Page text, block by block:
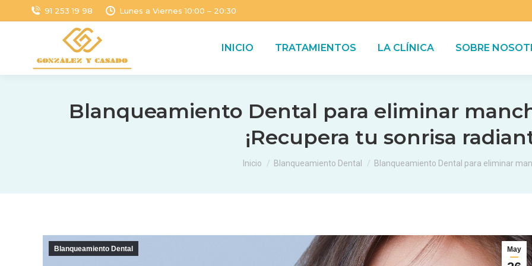
91 253 19 98 Lunes a Viernes 10:00 – 20:30
INICIO TRATAMIENTOS LA CLÍNICA SOBRE
Blanqueamiento Dental para eliminar
¡Recupera tu sonrisa
Estás aquí:
Inicio Blanqueamiento Dental Blanqueamiento Dental para eliminar
May
Blanqueamiento Dental